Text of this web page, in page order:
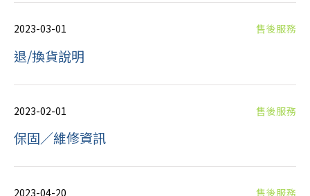
2023-03-01 售後服務
退/換貨說明
2023-02-01 售後服務
保固／維修資訊
2023-04-20 售後服務